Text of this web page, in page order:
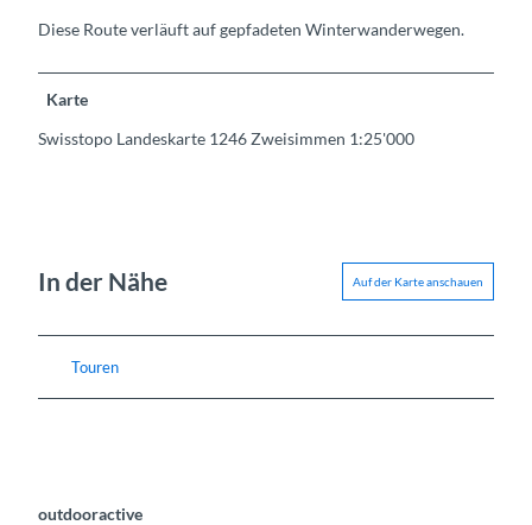
Diese Route verläuft auf gepfadeten Winterwanderwegen.
Karte
Swisstopo Landeskarte 1246 Zweisimmen 1:25'000
In der Nähe Auf der Karte anschauen
Touren
outdooractive